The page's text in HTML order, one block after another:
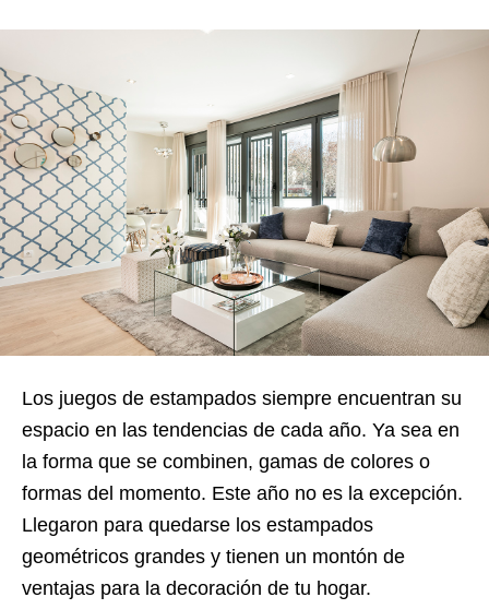
Los juegos de estampados siempre encuentran su
espacio en las tendencias de cada año. Ya sea en
la forma que se combinen, gamas de colores o
formas del momento. Este año no es la excepción.
Llegaron para quedarse los estampados
geométricos grandes y tienen un montón de
ventajas para la decoración de tu hogar.